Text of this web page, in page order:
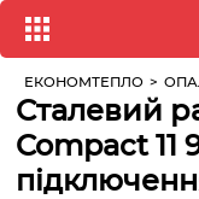
ЕКОНОМТЕПЛО >
Сталевий
Compact